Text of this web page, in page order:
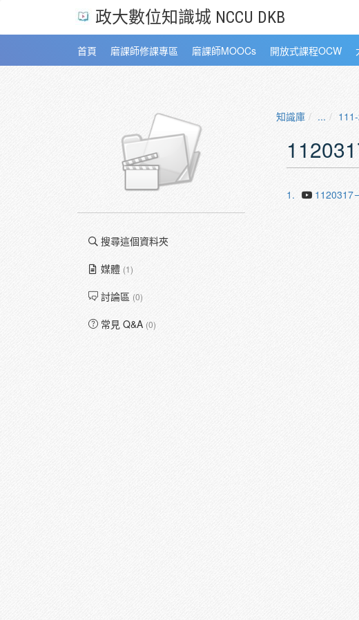
政大數位知識城 NCCU DKB
首頁 磨課師修課專區 磨課師MOOCs 開放式課程OCW
搜尋這個資料夾
媒體 (1)
討論區 (0)
常見 Q&A (0)
知識庫 ...
1. 1120317